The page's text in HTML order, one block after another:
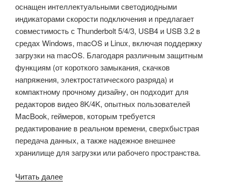
оснащен интеллектуальными светодиодными
индикаторами скорости подключения и предлагает
совместимость с Thunderbolt 5/4/3, USB4 и USB 3.2 в
средах Windows, macOS и Linux, включая поддержку
загрузки на macOS. Благодаря различным защитным
функциям (от короткого замыкания, скачков
напряжения, электростатического разряда) и
компактному прочному дизайну, он подходит для
редакторов видео 8K/4K, опытных пользователей
MacBook, геймеров, которым требуется
редактирование в реальном времени, сверхбыстрая
передача данных, а также надежное внешнее
хранилище для загрузки или рабочего пространства.
Читать далее«TerraMaster